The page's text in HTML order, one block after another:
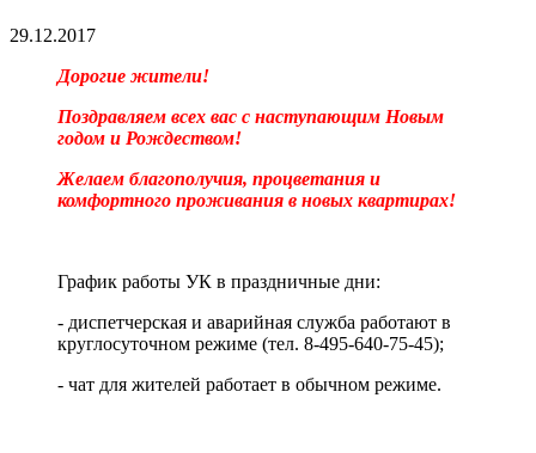
29.12.2017
Дорогие жители!
Поздравляем всех вас с наступающим Новым
годом и Рождеством!
Желаем благополучия, процветания и
комфортного проживания в новых квартирах!
График работы УК в праздничные дни:
- диспетчерская и аварийная служба работают в
круглосуточном режиме (тел. 8-495-640-75-45);
- чат для жителей работает в обычном режиме.